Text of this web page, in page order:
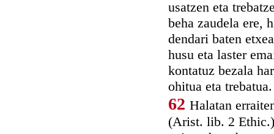
usatzen eta
beha zaudela ere,
dendari baten
husu eta laster
kontatuz bezala
ohitua eta trebatua.
62 Halatan
(Arist. lib. 2